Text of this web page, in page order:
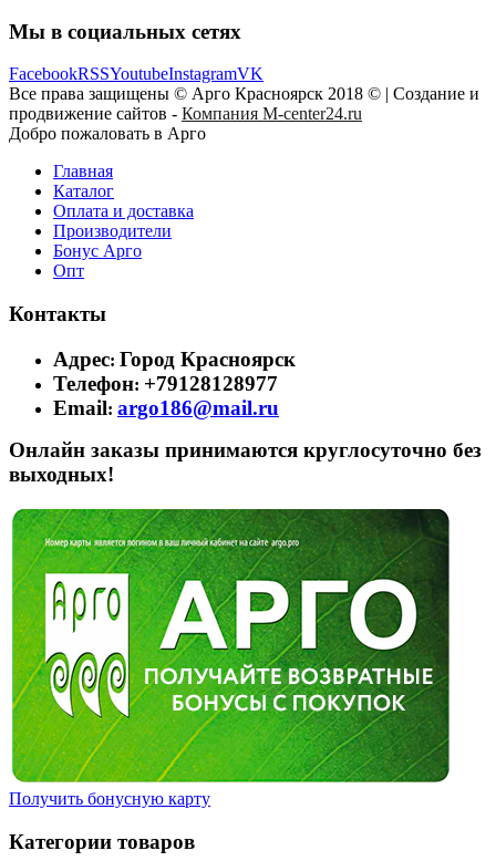
Мы в социальных сетях
FacebookRSSYoutubeInstagramVK
Все права защищены © Арго Красноярск 2018 © | Создание и
продвижение сайтов - Компания M-center24.ru
Добро пожаловать в Арго
Главная
Каталог
Оплата и доставка
Производители
Бонус Арго
Опт
Контакты
Адрес: Город Красноярск
Телефон: +79128128977
Email: argo186@mail.ru
Онлайн заказы принимаются круглосуточно без
выходных!
Получить бонусную карту
Категории товаров